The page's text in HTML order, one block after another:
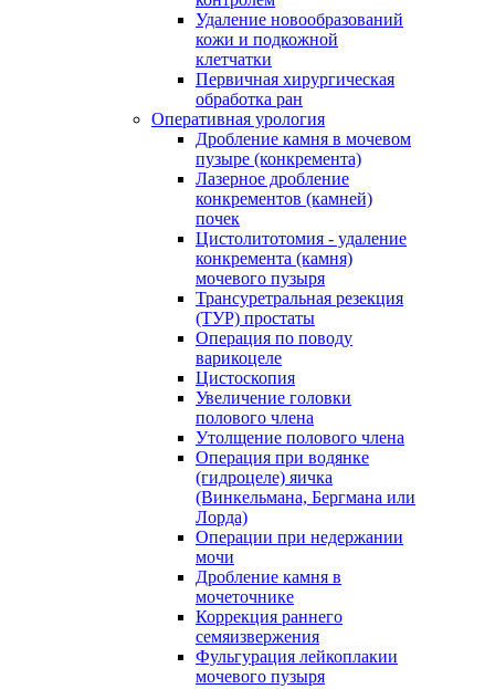
Удаление новообразований
кожи и подкожной
клетчатки
Первичная хирургическая
обработка ран
Оперативная урология
Дробление камня в мочевом
пузыре (конкремента)
Лазерное дробление
конкрементов (камней)
почек
Цистолитотомия - удаление
конкремента (камня)
мочевого пузыря
Трансуретральная резекция
(ТУР) простаты
Операция по поводу
варикоцеле
Цистоскопия
Увеличение головки
полового члена
Утолщение полового члена
Операция при водянке
(гидроцеле) яичка
(Винкельмана, Бергмана или
Лорда)
Операции при недержании
мочи
Дробление камня в
мочеточнике
Коррекция раннего
семяизвержения
Фульгурация лейкоплакии
мочевого пузыря